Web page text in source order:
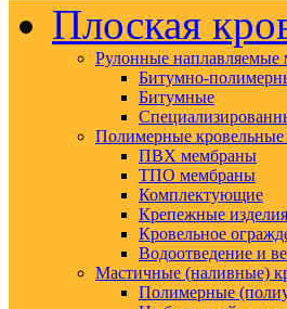
Плоская
Рулонные наплавляемые
Битумно-
Битумные
Полимерные
ПВХ мембраны
ТПО мембраны
Комплектующие
Крепежные изделия
Кровельное
Водоотведение и
Мастичные (наливные)
Полимерные